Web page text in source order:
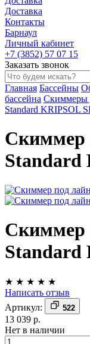
Доставка
Контакты
Барнаул
Личный кабинет
+7 (3852) 57 07 15
Заказать звонок
Главная Бассейны
бассейна Скиммеры
Standard KRIPSOL
Скиммер
Standard
Скиммер
Standard
★ ★ ★ ★ ★
Написать отзыв
Артикул:
522
13 039 р.
Нет в наличии